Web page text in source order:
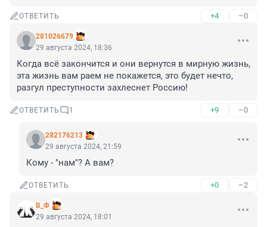
ОТВЕТИТЬ +4 –0
281026679
29 августа 2024, 18:36
Когда всё закончится и они вернутся в мирную жизнь,
эта жизнь вам раем не покажется, это будет нечто,
разгул преступности захлеснет Россию!
ОТВЕТИТЬ 1 +9 –0
282176213
29 августа 2024, 21:59
Кому - "нам"? А вам?
ОТВЕТИТЬ +0 –2
В_Ф
29 августа 2024, 18:01